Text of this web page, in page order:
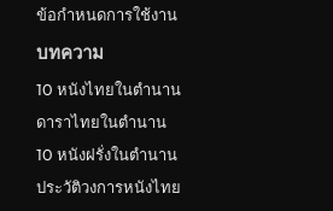
ดูหนังเกาหลีใต้ South Korea
ระทึกขวัญ
ดูหนังจีน China
unknown
ข้อกำหนดการใช้งาน
บทความ
10 หนังไทยในตำนาน
ดาราไทยในตำนาน
10 หนังฝรั่งในตำนาน
ประวัติวงการหนังไทย